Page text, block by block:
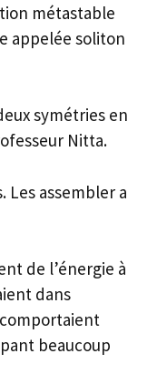
métastable
appelée soliton
symétries en
Nitta.
Les assembler a
de l’énergie à
dans
beaucoup